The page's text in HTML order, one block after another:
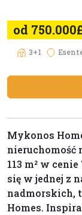
od
3+1
Mykonos
nieruchomość
113 m² w
się w jednej z
nadmorskich,
Homes.